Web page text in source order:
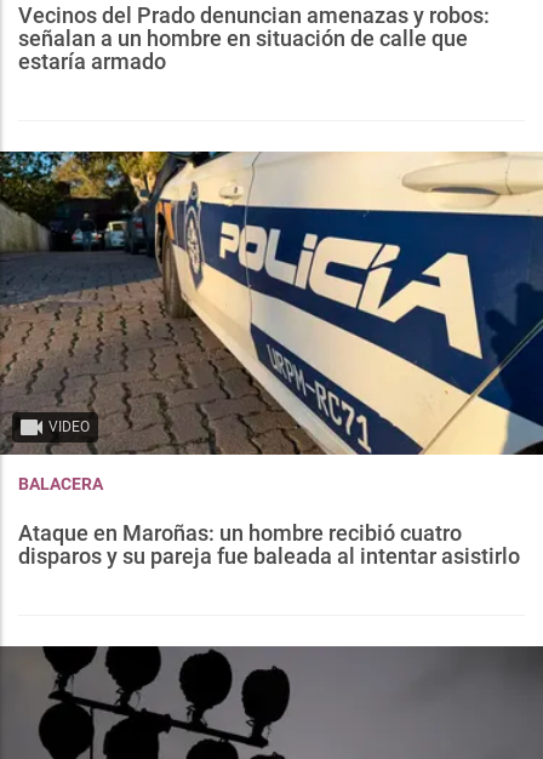
Vecinos del Prado denuncian amenazas y robos:
señalan a un hombre en situación de calle que
estaría armado
VIDEO
BALACERA
Ataque en Maroñas: un hombre recibió cuatro
disparos y su pareja fue baleada al intentar asistirlo